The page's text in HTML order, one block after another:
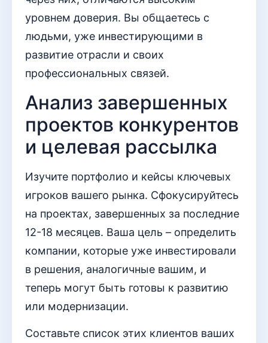
уровнем доверия. Вы общаетесь с
людьми, уже инвестирующими в
развитие отрасли и своих
профессиональных связей.
Анализ завершенных
проектов конкурентов
и целевая рассылка
Изучите портфолио и кейсы ключевых
игроков вашего рынка. Сфокусируйтесь
на проектах, завершенных за последние
12-18 месяцев. Ваша цель – определить
компании, которые уже инвестировали
в решения, аналогичные вашим, и
теперь могут быть готовы к развитию
или модернизации.
Составьте список этих клиентов ваших